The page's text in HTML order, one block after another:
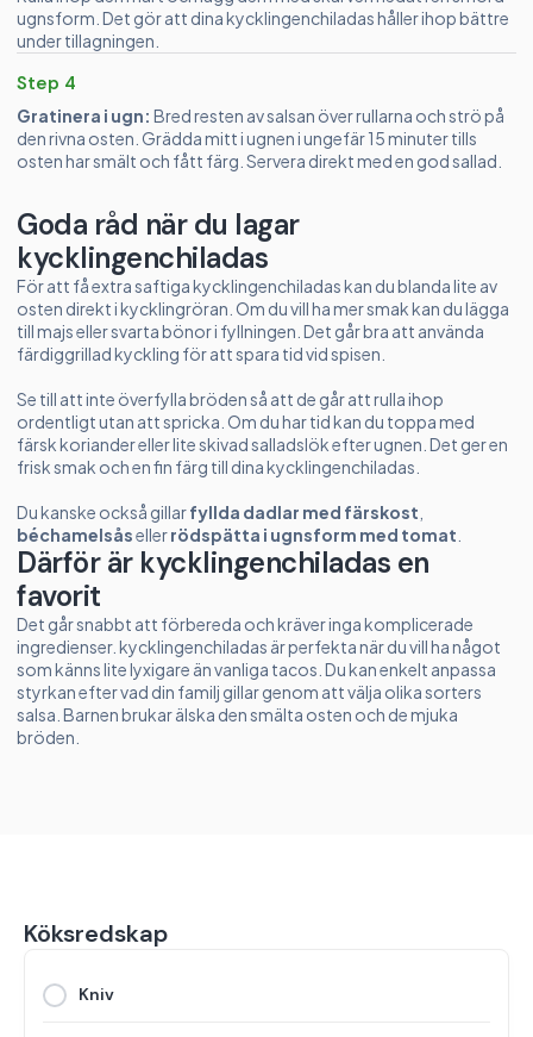
Därför är kycklingenchiladas en
favorit
Det går snabbt att förbereda och kräver inga komplicerade
ingredienser. kycklingenchiladas är perfekta när du vill ha något
som känns lite lyxigare än vanliga tacos. Du kan enkelt anpassa
styrkan efter vad din familj gillar genom att välja olika sorters
salsa. Barnen brukar älska den smälta osten och de mjuka
bröden.
ugnsform. Det gör att dina kycklingenchiladas håller ihop bättre
under tillagningen.
Step 4
Gratinera i ugn: Bred resten av salsan över rullarna och strö på
den rivna osten. Grädda mitt i ugnen i ungefär 15 minuter tills
osten har smält och fått färg. Servera direkt med en god sallad.
Goda råd när du lagar
kycklingenchiladas
För att få extra saftiga kycklingenchiladas kan du blanda lite av
osten direkt i kycklingröran. Om du vill ha mer smak kan du lägga
till majs eller svarta bönor i fyllningen. Det går bra att använda
färdiggrillad kyckling för att spara tid vid spisen.
Se till att inte överfylla bröden så att de går att rulla ihop
ordentligt utan att spricka. Om du har tid kan du toppa med
färsk koriander eller lite skivad salladslök efter ugnen. Det ger en
frisk smak och en fin färg till dina kycklingenchiladas.
Du kanske också gillarfyllda dadlar med färskost
béchamelsåsellerrödspätta i ugnsform med tomat
Köksredskap
Kniv